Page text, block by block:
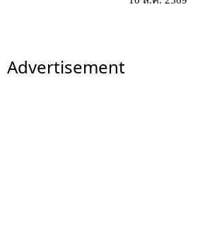
Advertisement